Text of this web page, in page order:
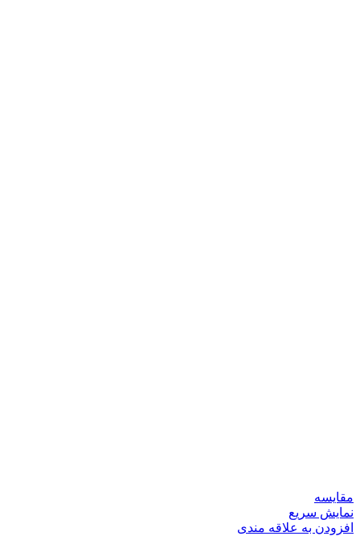
مقايسه
نمایش سریع
افزودن به علاقه مندی